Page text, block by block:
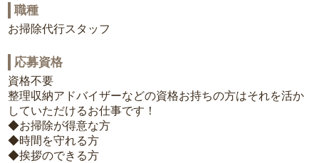
職種
お掃除代行スタッフ
応募資格
資格不要
整理収納アドバイザーなどの資格お持ちの方はそれを活か
していただけるお仕事です！
◆お掃除が得意な方
◆時間を守れる方
◆挨拶のできる方